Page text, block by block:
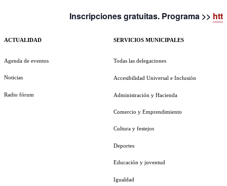
Inscripciones gratuitas. Programa >>
ACTUALIDAD
Agenda de eventos
Noticias
Radio fórum
SERVICIOS MUNICIPALES
Todas las delegaciones
Accesibilidad Universal e Inclusión
Administración y Hacienda
Comercio y Emprendimiento
Cultura y festejos
Deportes
Educación y juventud
Igualdad